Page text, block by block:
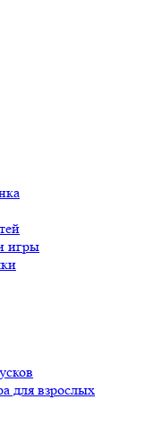
игры
для взрослых